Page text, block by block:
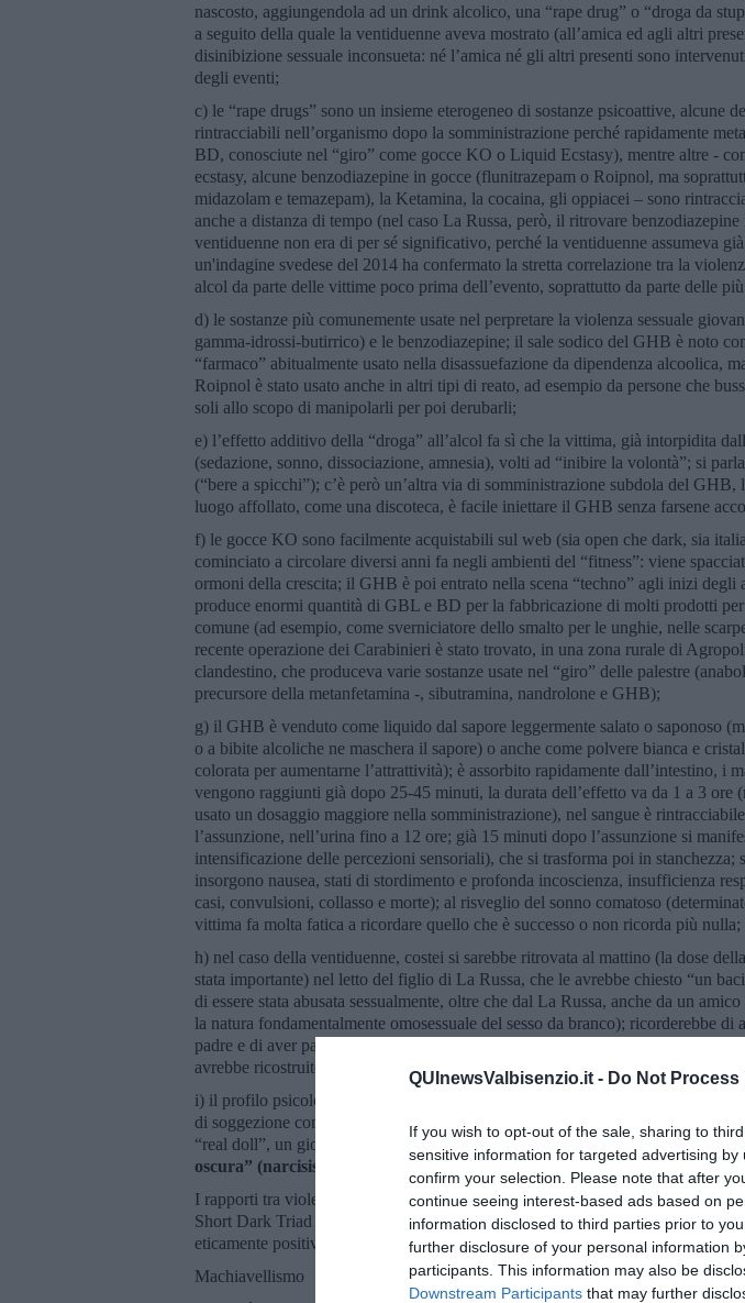
QUInewsValbisenzio.it - Do Not
If you wish to opt-out of the sale, sharing to
sensitive information for targeted advertising
confirm your selection. Please note that after
continue seeing interest-based ads based on
information disclosed to third parties prior to
further disclosure of your personal information
participants. This information may also be
Downstream Participants that may further
nascosto, aggiungendola ad un drink alcolico, una “rape drug” o “droga da
a seguito della quale la ventiduenne aveva mostrato (all’amica ed agli altri
disinibizione sessuale inconsueta: né l’amica né gli altri presenti sono
degli eventi;
c) le “rape drugs” sono un insieme eterogeneo di sostanze psicoattive, alcune
rintracciabili nell’organismo dopo la somministrazione perché rapidamente
BD, conosciute nel “giro” come gocce KO o Liquid Ecstasy), mentre altre -
ecstasy, alcune benzodiazepine in gocce (flunitrazepam o Roipnol, ma
midazolam e temazepam), la Ketamina, la cocaina, gli oppiacei – sono
anche a distanza di tempo (nel caso La Russa, però, il ritrovare
ventiduenne non era di per sé significativo, perché la ventiduenne assumeva
un'indagine svedese del 2014 ha confermato la stretta correlazione tra la
alcol da parte delle vittime poco prima dell’evento, soprattutto da parte delle
d) le sostanze più comunemente usate nel perpretare la violenza sessuale
gamma-idrossi-butirrico) e le benzodiazepine; il sale sodico del GHB è noto
“farmaco” abitualmente usato nella disassuefazione da dipendenza alcoolica,
Roipnol è stato usato anche in altri tipi di reato, ad esempio da persone che
soli allo scopo di manipolarli per poi derubarli;
e) l’effetto additivo della “droga” all’alcol fa sì che la vittima, già intorpidita
(sedazione, sonno, dissociazione, amnesia), volti ad “inibire la volontà”; si
(“bere a spicchi”); c’è però un’altra via di somministrazione subdola del
luogo affollato, come una discoteca, è facile iniettare il GHB senza farsene
f) le gocce KO sono facilmente acquistabili sul web (sia open che dark, sia
cominciato a circolare diversi anni fa negli ambienti del “fitness”: viene
ormoni della crescita; il GHB è poi entrato nella scena “techno” agli inizi degli
produce enormi quantità di GBL e BD per la fabbricazione di molti prodotti
comune (ad esempio, come sverniciatore dello smalto per le unghie, nelle
recente operazione dei Carabinieri è stato trovato, in una zona rurale di
clandestino, che produceva varie sostanze usate nel “giro” delle palestre
precursore della metanfetamina -, sibutramina, nandrolone e GHB);
g) il GHB è venduto come liquido dal sapore leggermente salato o saponoso
o a bibite alcoliche ne maschera il sapore) o anche come polvere bianca e
colorata per aumentarne l’attrattività); è assorbito rapidamente dall’intestino, i
vengono raggiunti già dopo 25-45 minuti, la durata dell’effetto va da 1 a 3 ore
usato un dosaggio maggiore nella somministrazione), nel sangue è
l’assunzione, nell’urina fino a 12 ore; già 15 minuti dopo l’assunzione si
intensificazione delle percezioni sensoriali), che si trasforma poi in stanchezza;
insorgono nausea, stati di stordimento e profonda incoscienza, insufficienza
casi, convulsioni, collasso e morte); al risveglio del sonno comatoso
vittima fa molta fatica a ricordare quello che è successo o non ricorda più nulla;
h) nel caso della ventiduenne, costei si sarebbe ritrovata al mattino (la dose
stata importante) nel letto del figlio di La Russa, che le avrebbe chiesto “un
di essere stata abusata sessualmente, oltre che dal La Russa, anche da un
la natura fondamentalmente omosessuale del sesso da branco); ricorderebbe
padre e di aver parlato con la La Russa-madre; dopo essersi allontanata da casa
avrebbe ricostruito gli avvenimenti con l’amica e si sarebbe poi recata al Pronto
i) il profilo psicologico dell’abusatore è quello di una persona che vuole
di soggezione completa psichica e fisica, incosciente per abusarne a proprio
“real doll”, un giocattolo sessuale inanimato; ilprofilo psicologico è, dunque,
oscura” (narcisismo, machiavellismo, psicopatia), che ben si integra nella
I rapporti tra violenza sessuale giovanile e “triade oscura” sono stati studiati
Short Dark Triad (SD3)” di Jones e Paulhus, che è composta dai seguenti
eticamente positivo:
Machiavellismo